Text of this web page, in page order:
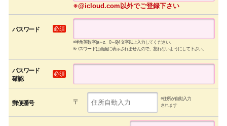
※@icloud.com以外でご登録下さい
パスワード 必須
※半角英数字(a～z、0～9)4文字以上入力してください。
※パスワードは画面に表示されませんので、忘れないようにして下さい。
パスワード
確認
必須
郵便番号 〒
※住所が自動入力
されます